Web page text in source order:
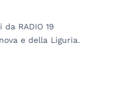
RADIO 19
e della Liguria.